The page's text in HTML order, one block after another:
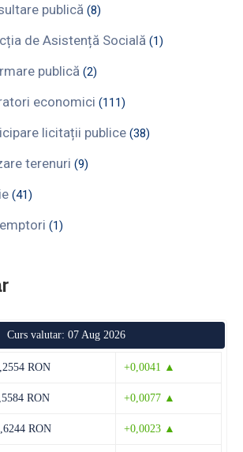
publică (8)
de Asistență Socială (1)
publică (2)
economici (111)
licitații publice (38)
terenuri (9)
(41)
(1)
Curs valutar: 07 Aug 2026
RON +0,0041 ▲
RON +0,0077 ▲
RON +0,0023 ▲